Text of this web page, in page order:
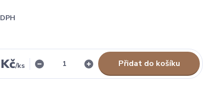
/ks Přidat do košíku